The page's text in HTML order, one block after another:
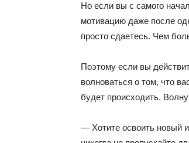
Но если вы с самого
мотивацию даже после
просто сдаетесь. Чем
Поэтому если вы
волноваться о том, что
будет происходить.
— Хотите освоить новый